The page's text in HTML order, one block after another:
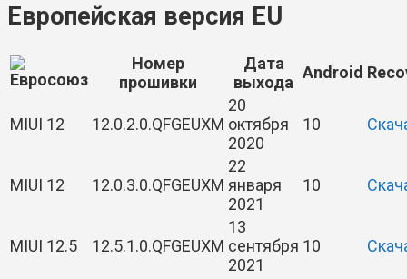
Европейская версия EU
Номер
прошивки
Дата
выхода
Android
MIUI 12 12.0.2.0.QFGEUXM
20
октября
2020
10
MIUI 12 12.0.3.0.QFGEUXM
22
января
2021
10
MIUI 12.5 12.5.1.0.QFGEUXM
13
сентября
2021
10